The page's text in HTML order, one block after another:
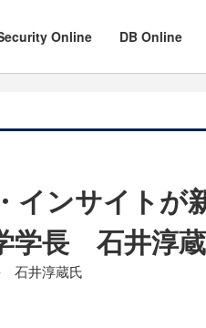
Online DB Online
インサイトが
学長 石井淳蔵
石井淳蔵氏